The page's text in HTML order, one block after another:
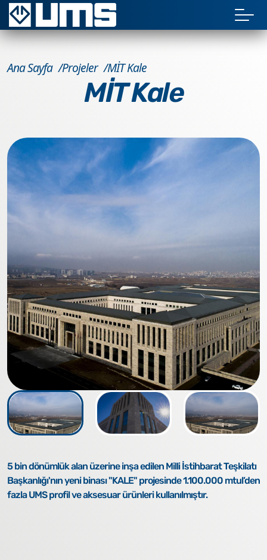
Ana Sayfa Projeler MİT Kale
MİT Kale
5 bin dönümlük alan üzerine inşa edilen Milli İstihbarat Teşkilatı
Başkanlığı'nın yeni binası "KALE" projesinde 1.100.000 mtul’den
fazla UMS profil ve aksesuar ürünleri kullanılmıştır.